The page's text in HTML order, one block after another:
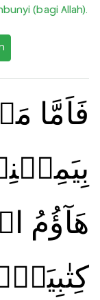
(bagi Allah).
فَاَمَّا
هَآؤُمُ